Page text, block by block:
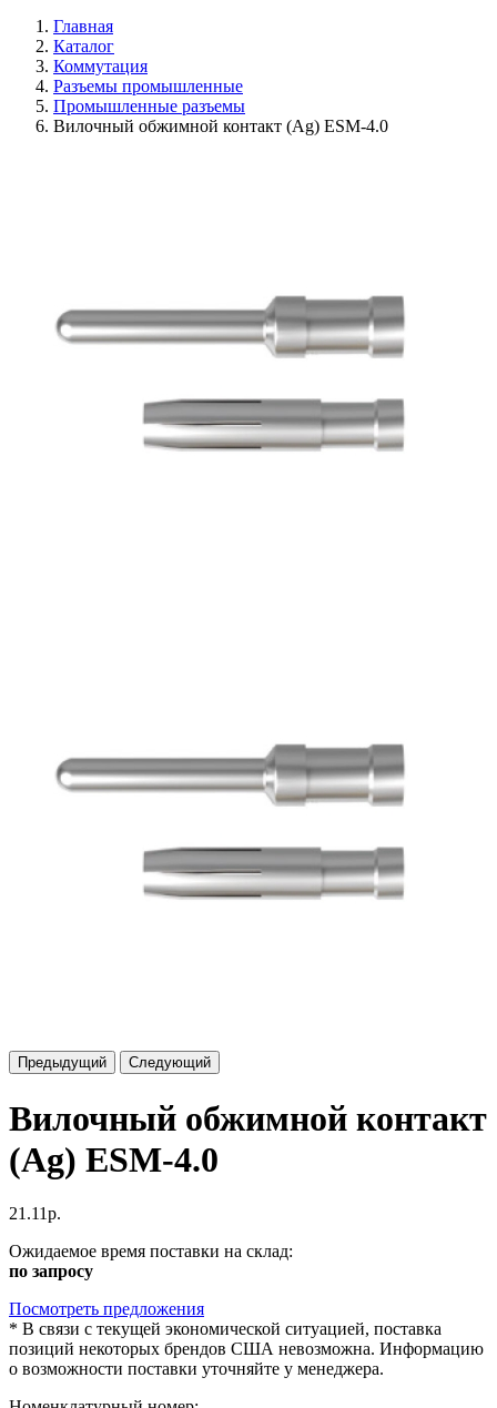
Главная
Каталог
Коммутация
Разъемы промышленные
Промышленные разъемы
Вилочный обжимной контакт (Ag) ESM-4.0
Предыдущий Следующий
Вилочный обжимной контакт
(Ag) ESM-4.0
21.11р.
Ожидаемое время поставки на склад:
по запросу
Посмотреть предложения
* В связи с текущей экономической ситуацией, поставка
позиций некоторых брендов США невозможна. Информацию
о возможности поставки уточняйте у менеджера.